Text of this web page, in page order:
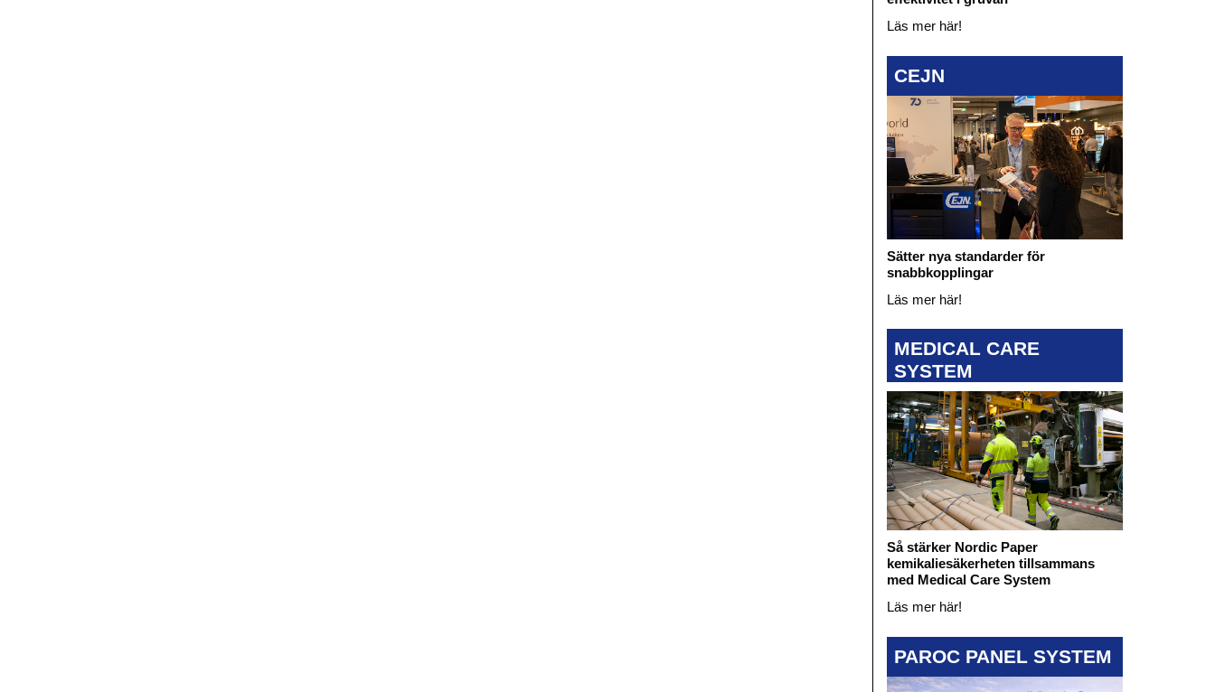
Läs mer här!
CEJN
Sätter nya standarder för
snabbkopplingar
Läs mer här!
MEDICAL CARE
SYSTEM
Så stärker Nordic Paper
kemikaliesäkerheten tillsammans
med Medical Care System
Läs mer här!
PAROC PANEL SYSTEM